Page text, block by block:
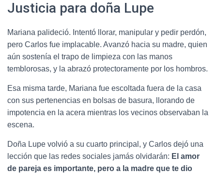
Justicia para doña Lupe
Mariana palideció. Intentó llorar, manipular y pedir perdón,
pero Carlos fue implacable. Avanzó hacia su madre, quien
aún sostenía el trapo de limpieza con las manos
temblorosas, y la abrazó protectoramente por los hombros.
Esa misma tarde, Mariana fue escoltada fuera de la casa
con sus pertenencias en bolsas de basura, llorando de
impotencia en la acera mientras los vecinos observaban la
escena.
Doña Lupe volvió a su cuarto principal, y Carlos dejó una
lección que las redes sociales jamás olvidarán: El amor
de pareja es importante, pero a la madre que te dio